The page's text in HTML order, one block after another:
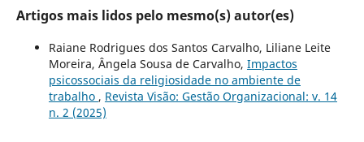
Artigos mais lidos pelo mesmo(s) autor(es)
Raiane Rodrigues dos Santos Carvalho, Liliane Leite
Moreira, Ângela Sousa de Carvalho, Impactos
psicossociais da religiosidade no ambiente de
trabalho , Revista Visão: Gestão Organizacional: v. 14
n. 2 (2025)